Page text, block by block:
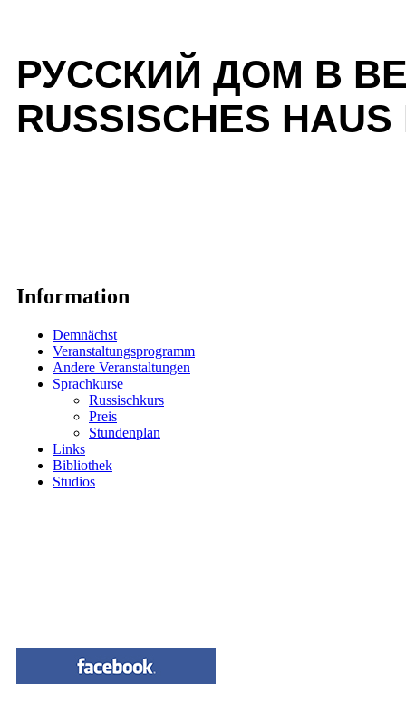
РУССКИЙ ДОМ В
RUSSISCHES HAUS
Information
Demnächst
Veranstaltungsprogramm
Andere Veranstaltungen
Sprachkurse
Russischkurs
Preis
Stundenplan
Links
Bibliothek
Studios